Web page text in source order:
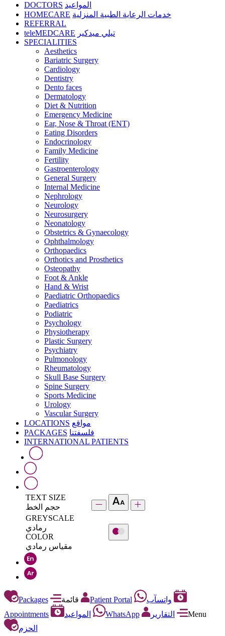
DOCTORS المواعيد
HOMECARE خدمات الرعاية الطبية المنزلية
REFERRAL
teleMEDCARE تيلي ميدكير
SPECIALITIES
Aesthetics
Bariatric Surgery
Cardiology
Dentistry
Dento faces
Dermatology
Diet & Nutrition
Emergency Medicine
Ear, Nose & Throat (ENT)
Eating Disorders
Endocrinology
Family Medicine
Fertility
Gastroenterology
General Surgery
Internal Medicine
Nephrology
Neurology
Neurosurgery
Neonatology
Obstetrics & Gynaecology
Ophthalmology
Orthopaedics
Orthotics and Prosthetics
Osteopathy
Foot & Ankle
Hand & Wrist
Paediatric Orthopaedics
Paediatrics
Podiatric
Psychology
Physiotherapy
Plastic Surgery
Psychiatry
Pulmonology
Rheumatology
Skull Base Surgery
Spine Surgery
Sports Medicine
Urology
Vascular Surgery
LOCATIONS مواقع
PACKAGES فلسفتنا
INTERNATIONAL PATIENTS
TEXT SIZE
حجم الخط
GREYSCALE
رمادي
COLOR
مقياس رمادي
Packages Patient Portal
واتسآب
Appointments
المواعيد WhatsApp التقارير
Menu
الحزم